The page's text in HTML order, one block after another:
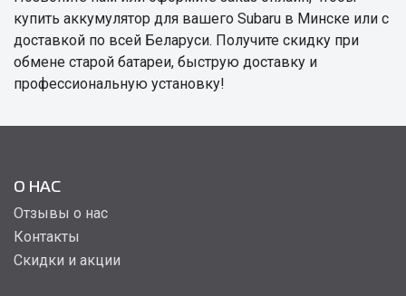
купить аккумулятор для вашего Subaru в Минске или с
доставкой по всей Беларуси. Получите скидку при
обмене старой батареи, быструю доставку и
профессиональную установку!
О НАС
Отзывы о нас
Контакты
Скидки и акции